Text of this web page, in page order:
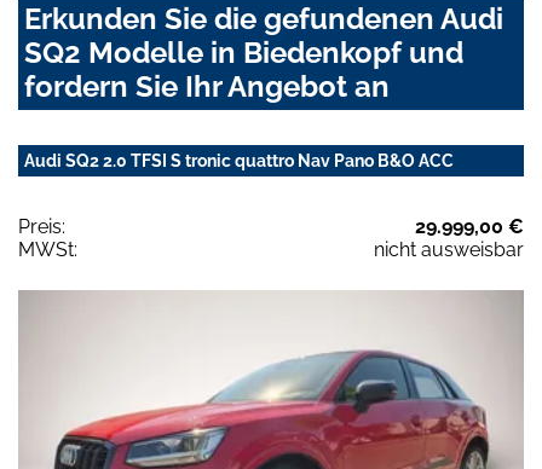
Erkunden Sie die gefundenen Audi
SQ2 Modelle in Biedenkopf und
fordern Sie Ihr Angebot an
Audi SQ2 2.0 TFSI S tronic quattro Nav Pano B&O ACC
Preis:
29.999,00 €
MWSt:
nicht ausweisbar